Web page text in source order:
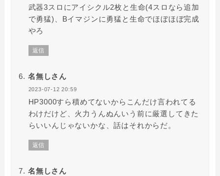
武器3スロにアイシクル2枚と生命(4スロなら追加
で勇猛)、Bイマジンに勇猛と生命でほぼほぼ完成
やろ
返信
名無しさん
2023-07-12 20:59
HP3000すら積めてないからこんだけ言われてる
わけだけど、火力うんぬんいう前に厳選してきた
らいいんじゃないかな、話はそれからだ。
返信
名無しさん